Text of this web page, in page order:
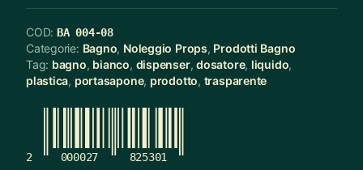
COD: BA 004-08
Categorie: Bagno, Noleggio Props, Prodotti Bagno
Tag: bagno, bianco, dispenser,dosatore, liquido,
plastica, portasapone, prodotto, trasparente
2 000027 825301